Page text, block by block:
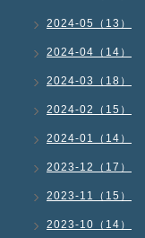
2024-05（13）
2024-04（14）
2024-03（18）
2024-02（15）
2024-01（14）
2023-12（17）
2023-11（15）
2023-10（14）